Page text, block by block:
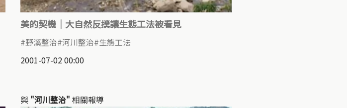
美的契機｜大自然反撲讓生態工法被看見
野溪整治 河川整治 生態工法
2001-07-02 00:00
與 "河川整治" 相關報導